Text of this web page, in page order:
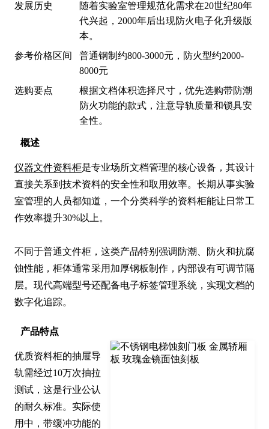
概述
仪器文件资料柜是专业场所文档管理的核心设备，其设计
直接关系到技术资料的安全性和取用效率。长期从事实验
室管理的人员都知道，一个分类科学的资料柜能让日常工
作效率提升30%以上。
不同于普通文件柜，这类产品特别强调防潮、防火和抗腐
蚀性能，柜体通常采用加厚钢板制作，内部设有可调节隔
层。现代高端型号还配备电子标签管理系统，实现文档的
数字化追踪。
产品特点
优质资料柜的抽屉导
轨需经过10万次抽拉
测试，这是行业公认
的耐久标准。实际使
用中，带缓冲功能的
发展历史
随着实验室管理规范化需求在20世纪80年
代兴起，2000年后出现防火电子化升级版
本。
参考价格区间
普通钢制约800-3000元，防火型约2000-
8000元
选购要点
根据文档体积选择尺寸，优先选购带防潮
防火功能的款式，注意导轨质量和锁具安
全性。